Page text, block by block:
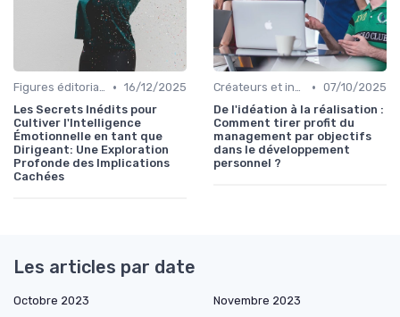
Figures éditoriales • 16/12/2025
Les Secrets Inédits pour
Cultiver l'Intelligence
Émotionnelle en tant que
Dirigeant: Une Exploration
Profonde des Implications
Cachées
Créateurs et influence • 07/10/2025
De l'idéation à la réalisation :
Comment tirer profit du
management par objectifs
dans le développement
personnel ?
Les articles par date
Octobre 2023
Novembre 2023